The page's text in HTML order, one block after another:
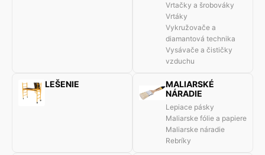
Vrtačky a šrobováky
Vrtáky
Vykružovače a
diamantová technika
Vysávače a čističky
vzduchu
LEŠENIE
MALIARSKÉ
NÁRADIE
Lepiace pásky
Maliarske fólie a papiere
Maliarske náradie
Rebríky